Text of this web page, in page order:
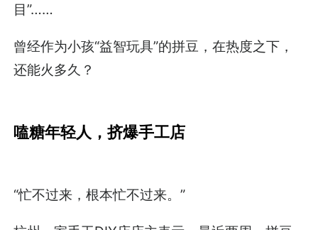
目”……
曾经作为小孩“益智玩具”的拼豆，在热度之下，
还能火多久？
嗑糖年轻人，挤爆手工店
“忙不过来，根本忙不过来。”